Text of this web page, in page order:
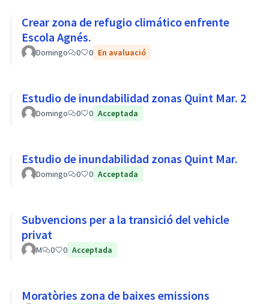
Crear zona de refugio climático enfrente
Escola Agnés.
Domingo 0 0 En avaluació
Estudio de inundabilidad zonas Quint Mar. 2
Domingo 0 0 Acceptada
Estudio de inundabilidad zonas Quint Mar.
Domingo 0 0 Acceptada
Subvencions per a la transició del vehicle
privat
M 0 0 Acceptada
Moratòries zona de baixes emissions